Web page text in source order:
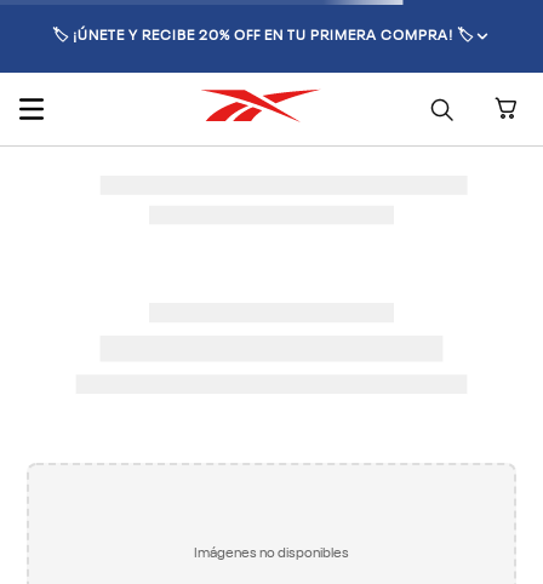
🏷️ ¡ÚNETE Y RECIBE 20% OFF EN TU PRIMERA COMPRA! 🏷️
Imágenes no disponibles